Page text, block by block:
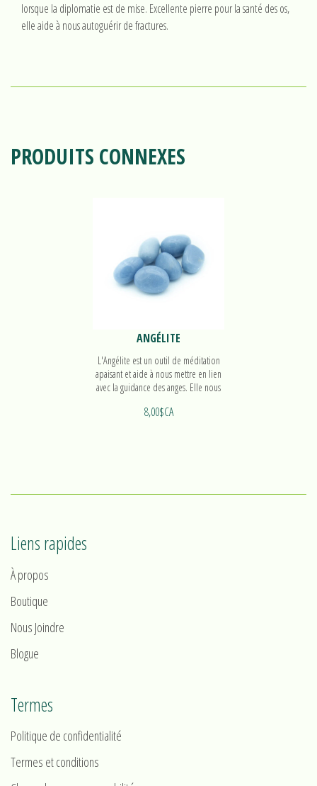
lorsque la diplomatie est de mise. Excellente pierre pour la santé des os,
elle aide à nous autoguérir de fractures.
PRODUITS CONNEXES
ANGÉLITE
L'Angélite est un outil de méditation
apaisant et aide à nous mettre en lien
avec la guidance des anges. Elle nous
claire.
8,00$CA
Liens rapides
À propos
Boutique
Nous Joindre
Blogue
Termes
Politique de confidentialité
Termes et conditions